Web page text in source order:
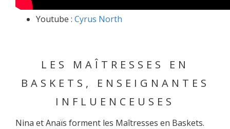
Youtube : Cyrus North
LES MAÎTRESSES EN
BASKETS, ENSEIGNANTES
INFLUENCEUSES
Nina et Anaïs forment les Maîtresses en Baskets.